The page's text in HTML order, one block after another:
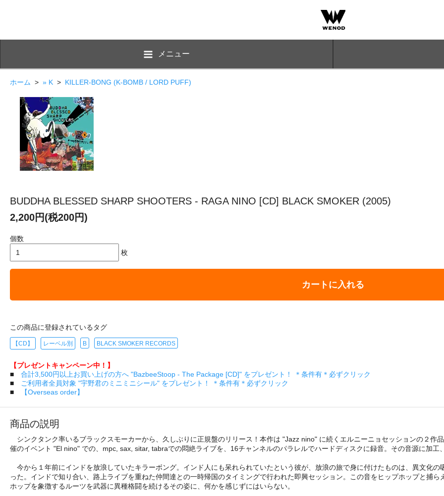
メニュー
ホーム > » K > KILLER-BONG (K-BOMB / LORD PUFF)
BUDDHA BLESSED SHARP SHOOTERS - RAGA NINO [CD] BLACK SMOKER (2005)
2,200円(税200円)
個数
枚
カートに入れる
この商品に登録されているタグ
【CD】 レーベル別 B BLACK SMOKER RECORDS
【プレゼントキャンペーン中！】
■ 合計3,500円以上お買い上げの方へ "BazbeeStoop - The Package [CD]" をプレゼント！ ＊条件有＊必ずクリック
■
ご利用者全員対象 "宇野君のミニミニシール" をプレゼント！ ＊条件有＊必ずクリック
■
【Overseas order】
商品の説明
シンクタンク率いるブラックスモーカーから、久しぶりに正規盤のリリース！本作は "Jazz nino" に続くエルニーニョセッションの２作
催のイベント "El nino" での、mpc, sax, sitar, tabraでの悶絶ライブを、16チャンネルのパラレルでハードディスクに録音。その音源に加
今から１年前にインドを放浪していたキラーボング。インド人にも呆れられていたという彼が、放浪の旅で身に付けたものは、異文化
った。インドで知り合い、路上ライブを重ねた仲間達との一時帰国のタイミングで行われた即興セッション。この音をヒップホップと捕
ホップを象徴するルーツを武器に異種格闘を続けるその姿に、何かを感じずにはいらない。